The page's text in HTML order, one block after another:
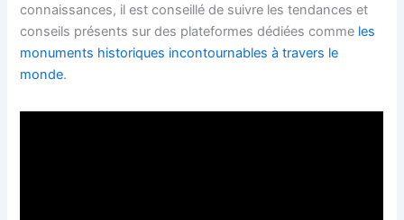
connaissances, il est conseillé de suivre les tendances et
conseils présents sur des plateformes dédiées comme les
monuments historiques incontournables à travers le
monde.